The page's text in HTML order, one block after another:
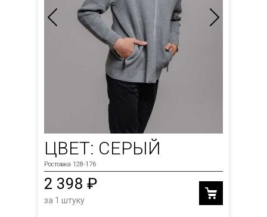
ЦВЕТ: СЕРЫЙ
Ростовка 128-176
2 398 ₽
за 1 штуку